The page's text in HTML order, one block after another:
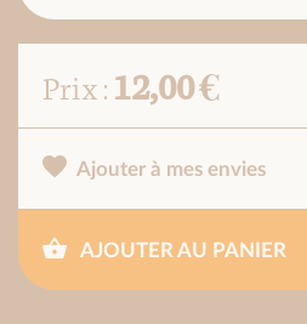
Prix :12,00 €
Ajouter à mes envies
AJOUTER AU PANIER